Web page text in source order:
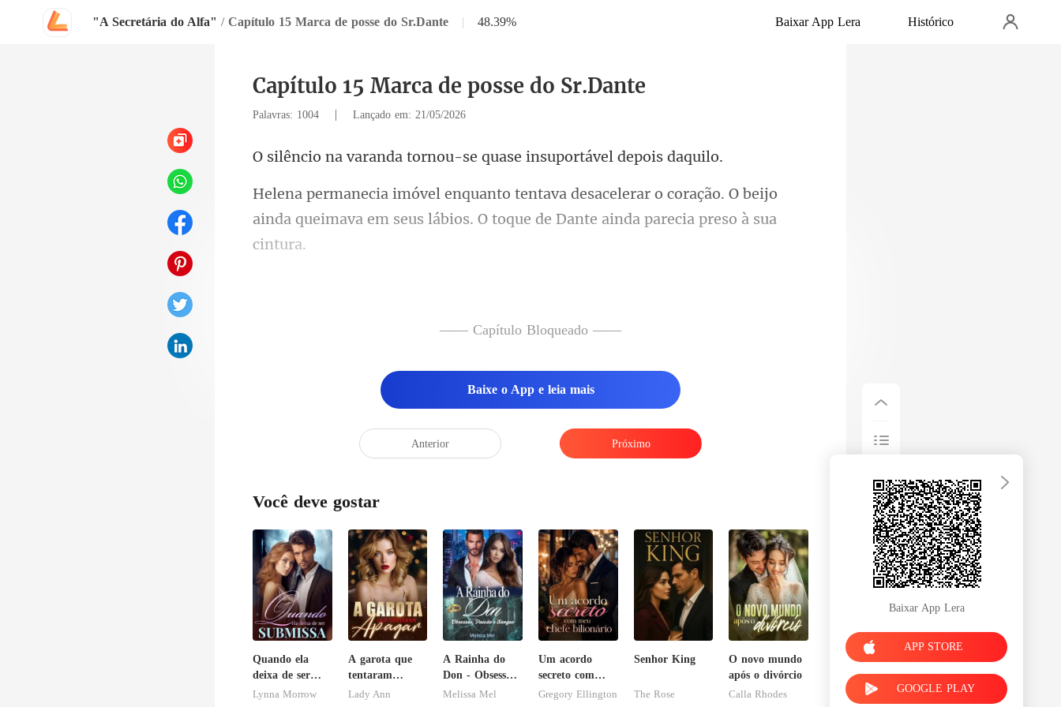
"A Secretária do Alfa" / Capítulo 15 Marca de posse do Sr.Dante | 48.39% Baixar App Lera Histórico
Capítulo 15 Marca de posse do Sr.Dante
Palavras: 1004 | Lançado em: 21/05/2026
tornou-se quase insupo
ar o coração. O beijo
ainda queimava em seus lábios
—— Capítulo Bloqueado ——
Baixe o App e leia mais
Anterior Próximo
Você deve gostar
Quando ela
deixa de ser
submissa
Lynna Morrow
A garota que
tentaram
apagar
Lady Ann
A Rainha do
Don - Obsessão,
Paixão e
Melissa Mel
Um acordo
secreto com
meu chefe
Gregory Ellington
Senhor King
The Rose
O novo mundo
após o divórcio
Calla Rhodes
Baixar App Lera
APP STORE
GOOGLE PLAY